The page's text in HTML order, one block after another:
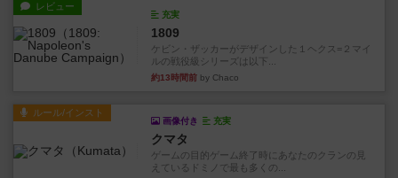
レビュー
充実
1809
ケビン・ザッカーがデザインした１ヘクス=２マイ
ルの戦役級シリーズは以下...
約13時間前 by Chaco
ルール/インスト
画像付き 充実
クマタ
ゲームの目的ゲーム終了時にあなたのクランの見
えているドミノで最も多くの...